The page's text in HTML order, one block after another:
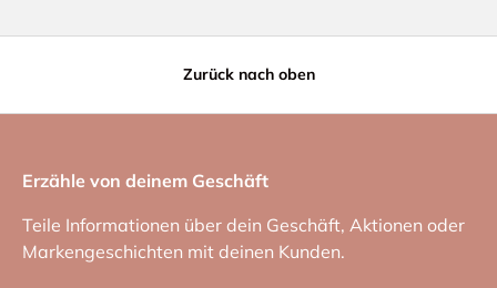
Zurück nach oben
Erzähle von deinem Geschäft
Teile Informationen über dein Geschäft, Aktionen oder
Markengeschichten mit deinen Kunden.